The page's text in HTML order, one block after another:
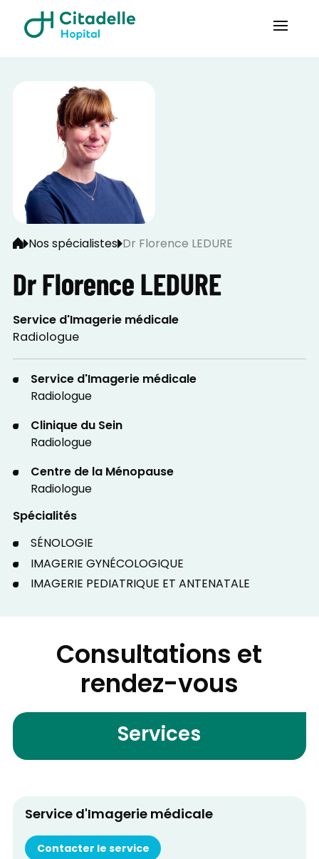
Nos spécialistes Dr Florence LEDURE
Dr Florence LEDURE
Service d'Imagerie médicale
Radiologue
Service d'Imagerie médicale
Radiologue
Clinique du Sein
Radiologue
Centre de la Ménopause
Radiologue
Spécialités
SÉNOLOGIE
IMAGERIE GYNÉCOLOGIQUE
IMAGERIE PEDIATRIQUE ET ANTENATALE
Consultations et
rendez-vous
Services
Service d'Imagerie médicale
Contacter le service